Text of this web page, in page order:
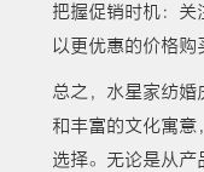
把握促销时机：关
以更优惠的价格购
总之，水星家纺
和丰富的文化寓意
选择。无论是从产